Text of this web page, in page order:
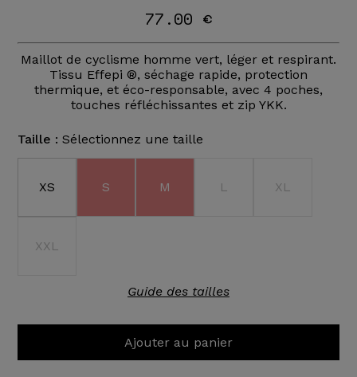
77.00 €
Maillot de cyclisme homme vert, léger et respirant.
Tissu Effepi ®, séchage rapide, protection
thermique, et éco-responsable, avec 4 poches,
touches réfléchissantes et zip YKK.
Taille : Sélectionnez une taille
XS S M L XL
XXL
Guide des tailles
Ajouter au panier